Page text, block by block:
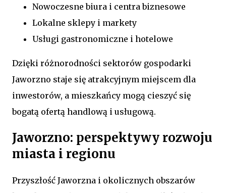
Nowoczesne biura i centra biznesowe
Lokalne sklepy i markety
Usługi gastronomiczne i hotelowe
Dzięki różnorodności sektorów gospodarki
Jaworzno staje się atrakcyjnym miejscem dla
inwestorów, a mieszkańcy mogą cieszyć się
bogatą ofertą handlową i usługową.
Jaworzno: perspektywy rozwoju
miasta i regionu
Przyszłość Jaworzna i okolicznych obszarów